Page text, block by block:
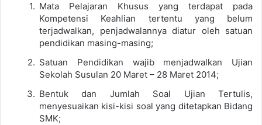
Mata Pelajaran Khusus yang terdapat pada
Kompetensi Keahlian tertentu yang belum
terjadwalkan, penjadwalannya diatur oleh satuan
pendidikan masing-masing;
Satuan Pendidikan wajib menjadwalkan Ujian
Sekolah Susulan 20 Maret – 28 Maret 2014;
Bentuk dan Jumlah Soal Ujian Tertulis,
menyesuaikan kisi-kisi soal yang ditetapkan Bidang
SMK;